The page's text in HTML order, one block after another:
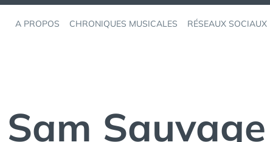
A PROPOS CHRONIQUES MUSICALES RÉSEAUX SOCIAUX
Sam Sauvage